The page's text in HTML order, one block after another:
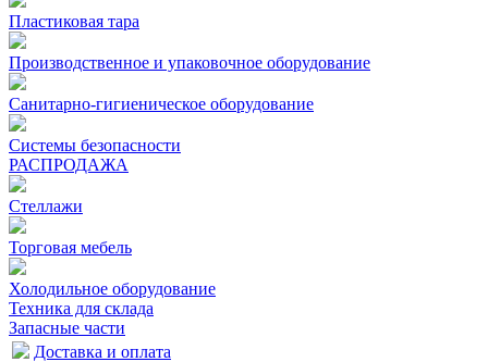
Пластиковая тара
Производственное и упаковочное оборудование
Санитарно-гигиеническое оборудование
Системы безопасности
РАСПРОДАЖА
Стеллажи
Торговая мебель
Холодильное оборудование
Техника для склада
Запасные части
Доставка и оплата